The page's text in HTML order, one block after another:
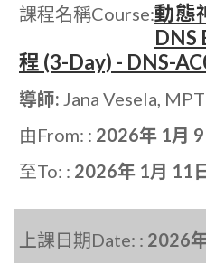
課程名稱Course:動態
DNS
程 (3-Day) - DNS-
導師: Jana Vesela, MPT
由From: : 2026年 1月 9
至To: : 2026年 1月 11日
上課日期Date: : 2026